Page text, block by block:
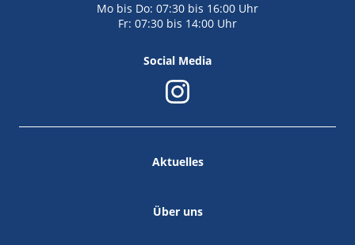
Mo bis Do: 07:30 bis 16:00 Uhr
Fr: 07:30 bis 14:00 Uhr
Social Media
Aktuelles
Über uns